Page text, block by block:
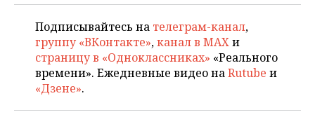
Подписывайтесь на телеграм-канал,
группу «ВКонтакте»,канал в MAXи
страницу в «Одноклассниках» «Реального
времени». Ежедневные видео наRutube и
«Дзене».